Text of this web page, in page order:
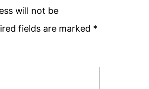
will not be
fields are marked *